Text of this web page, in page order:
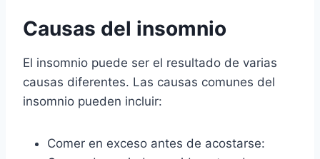
Causas del insomnio
El insomnio puede ser el resultado de varias
causas diferentes. Las causas comunes del
insomnio pueden incluir:
Comer en exceso antes de acostarse: